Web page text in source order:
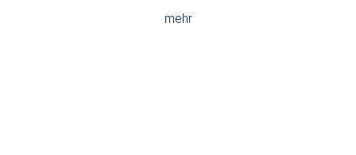
mehr